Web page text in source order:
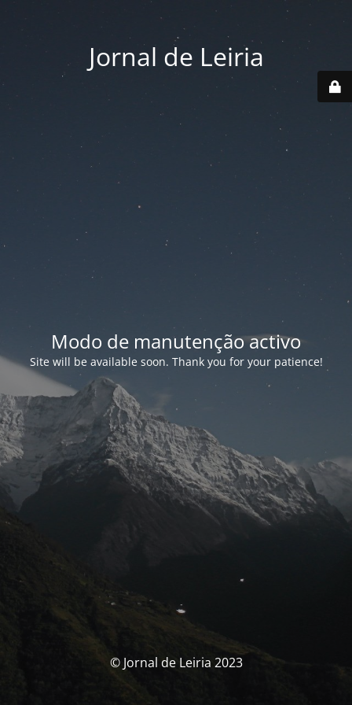
Jornal de Leiria
Modo de manutenção activo
Site will be available soon. Thank you for your patience!
© Jornal de Leiria 2023